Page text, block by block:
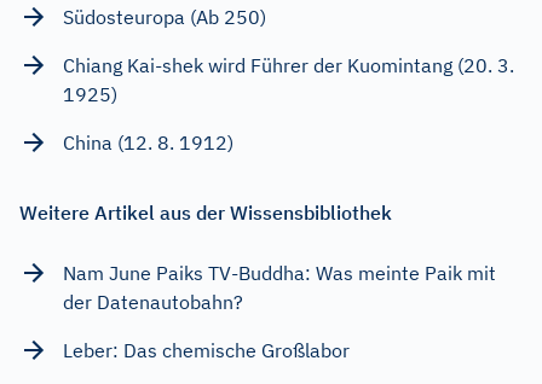
Südosteuropa (Ab 250)
Chiang Kai-shek wird Führer der Kuomintang (20. 3.
1925)
China (12. 8. 1912)
Weitere Artikel aus der Wissensbibliothek
Nam June Paiks TV-Buddha: Was meinte Paik mit
der Datenautobahn?
Leber: Das chemische Großlabor